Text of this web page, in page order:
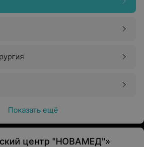
Показать ещё
центр "НОВАМЕД"»